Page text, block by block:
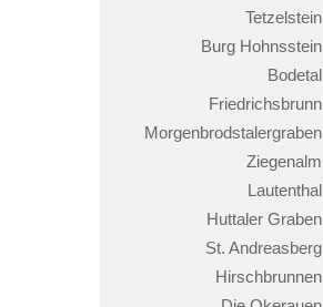
Tetzelstein
Burg Hohnsstein
Bodetal
Friedrichsbrunn
Morgenbrodstalergraben
Ziegenalm
Lautenthal
Huttaler Graben
St. Andreasberg
Hirschbrunnen